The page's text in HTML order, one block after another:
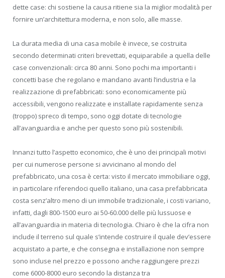
dette case: chi sostiene la causa ritiene sia la miglior modalità per
fornire un’architettura moderna, e non solo, alle masse.
La durata media di una casa mobile è invece, se costruita
secondo determinati criteri brevettati, equiparabile a quella delle
case convenzionali: circa 80 anni. Sono pochi ma importanti i
concetti base che regolano e mandano avanti l’industria e la
realizzazione di prefabbricati: sono economicamente più
accessibili, vengono realizzate e installate rapidamente senza
(troppo) spreco di tempo, sono oggi dotate di tecnologie
all’avanguardia e anche per questo sono più sostenibili.
Innanzi tutto l’aspetto economico, che è uno dei principali motivi
per cui numerose persone si avvicinano al mondo del
prefabbricato, una cosa è certa: visto il mercato immobiliare oggi,
in particolare riferendoci quello italiano, una casa prefabbricata
costa senz’altro meno di un immobile tradizionale, i costi variano,
infatti, dagli 800-1500 euro ai 50-60.000 delle più lussuose e
all’avanguardia in materia di tecnologia. Chiaro è che la cifra non
include il terreno sul quale s’intende costruire il quale dev’essere
acquistato a parte, e che consegna e installazione non sempre
sono incluse nel prezzo e possono anche raggiungere prezzi
come 6000-8000 euro secondo la distanza tra